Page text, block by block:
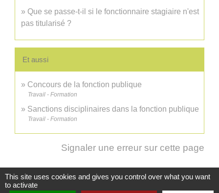
Que se passe-t-il si le fonctionnaire stagiaire n'est
pas titularisé ?
Et aussi
Concours de la fonction publique
Travail - Formation
Sanctions disciplinaires dans la fonction publique
Travail - Formation
Signaler une erreur sur cette page
This site uses cookies and gives you control over what you want
to activate